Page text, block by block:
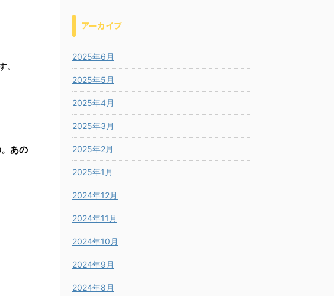
。
あの
アーカイブ
2025年6月
2025年5月
2025年4月
2025年3月
2025年2月
2025年1月
2024年12月
2024年11月
2024年10月
2024年9月
2024年8月